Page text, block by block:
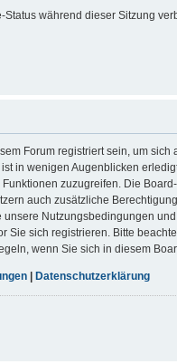
Status während dieser Sitzung
Forum registriert sein, um sich
in wenigen Augenblicken
Funktionen zuzugreifen. Die
auch zusätzliche
unsere Nutzungsbedingungen
Sie sich registrieren. Bitte
wenn Sie sich in diesem
Datenschutzerklärung